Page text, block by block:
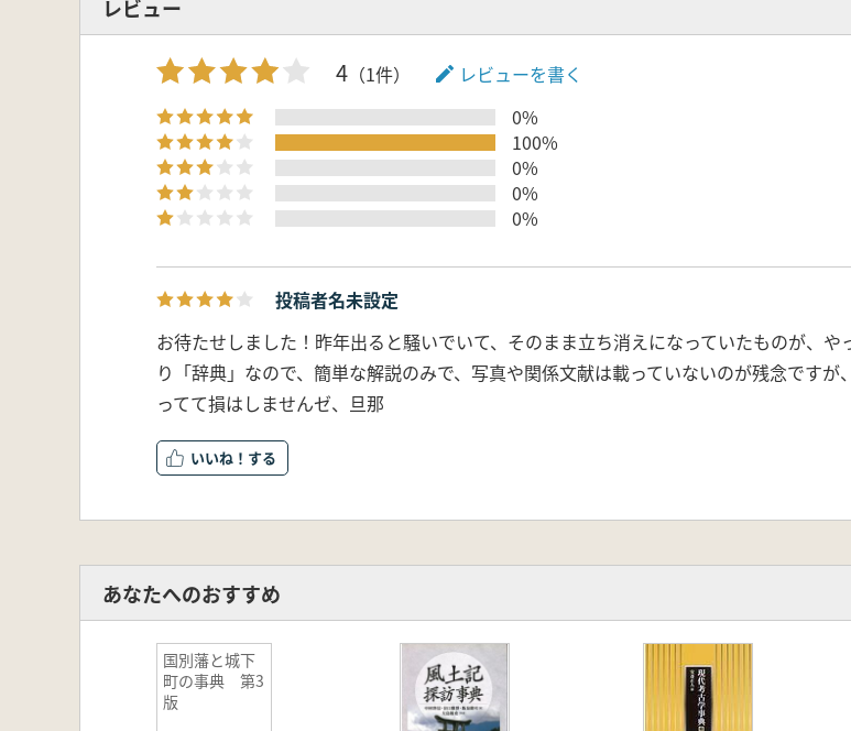
レビュー
4 （1件）
レビューを書く
0%
100%
0%
0%
0%
投稿者名未設定
お待たせしました！昨年出ると騒いでいて、そのまま立ち消えになっていたものが、
り「辞典」なので、簡単な解説のみで、写真や関係文献は載っていないのが残念です
ってて損はしませんゼ、旦那
いいね！
あなたへのおすすめ
国別藩と城下
町の事典 第3
版